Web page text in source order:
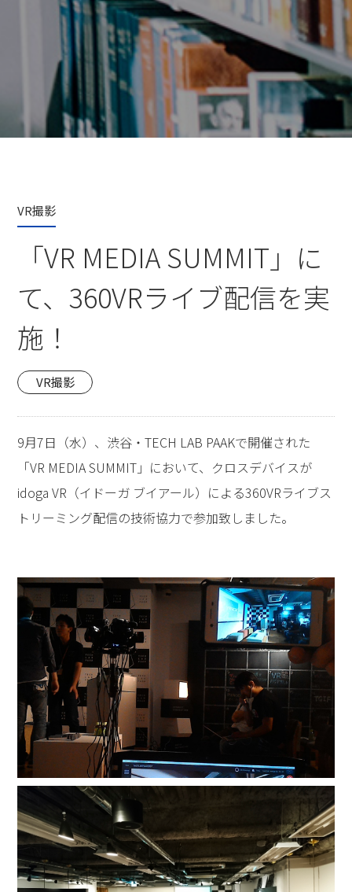
VR撮影
「VR MEDIA SUMMIT」に
て、360VRライブ配信を実
施！
VR撮影
9月7日（水）、渋谷・TECH LAB PAAKで開催された
「VR MEDIA SUMMIT」において、クロスデバイスが
idoga VR（イドーガ ブイアール）による360VRライブス
トリーミング配信の技術協力で参加致しました。